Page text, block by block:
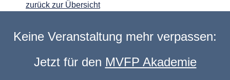
zurück zur Übersicht
Keine Veranstaltung mehr verpassen:
Jetzt für den MVFP Akademie